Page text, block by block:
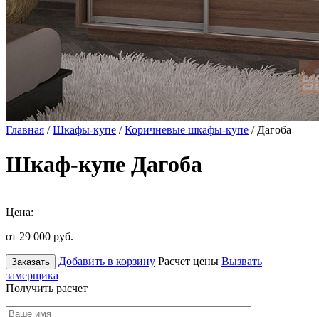
Главная /Шкафы-купе /Коричневые шкафы-купе / Дагоба
Шкаф-купе Дагоба
Цена:
от 29 000 руб.
Заказать Добавить в корзину Расчет цены Вызвать
замерщика
Получить расчет